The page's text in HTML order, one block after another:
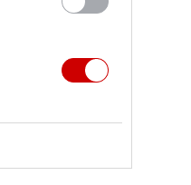
Kard. Sarah: